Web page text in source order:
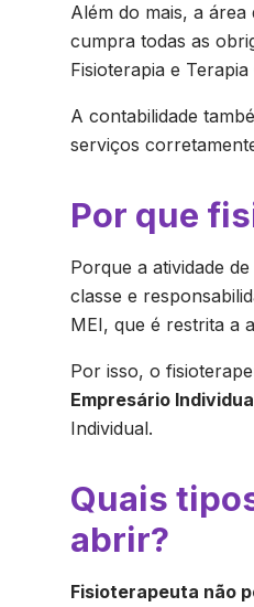
Além do mais, a
cumpra todas as
Fisioterapia e
A contabilidade
serviços
Por que
Porque a atividade
classe e
MEI, que é restrita a
Por isso, o
Empresário
Individual.
Quais
abrir?
Fisioterapeuta não